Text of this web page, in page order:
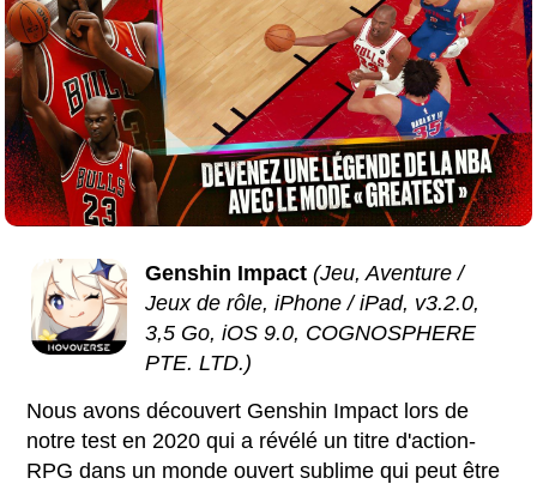
Genshin Impact (Jeu, Aventure /
Jeux de rôle, iPhone / iPad, v3.2.0,
3,5 Go, iOS 9.0, COGNOSPHERE
PTE. LTD.)
Nous avons découvert Genshin Impact lors de
notre test en 2020 qui a révélé un titre d'action-
RPG dans un monde ouvert sublime qui peut être